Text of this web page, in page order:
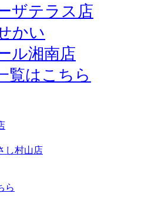
ザテラス店
かい
ル湘南店
覧はこちら
し村山店
ら